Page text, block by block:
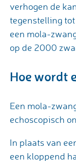
verhogen de
tegenstelling tot
een mola-
op de 2000
Hoe wordt
Een mola-
echoscopisch
In plaats van
een kloppend